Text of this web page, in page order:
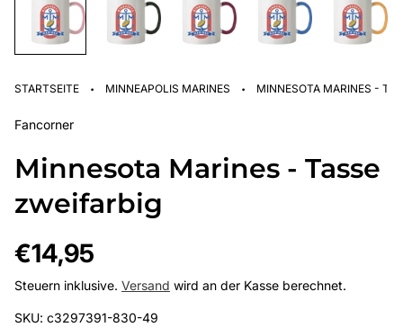
STARTSEITE · MINNEAPOLIS MARINES · MINNESOTA MARINES -
Fancorner
Minnesota Marines - Tasse
zweifarbig
Regulärer
Preis
€14,95
Steuern inklusive. Versand wird an der Kasse berechnet.
SKU: c3297391-830-49